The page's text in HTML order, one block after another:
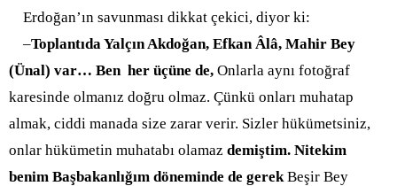
Erdoğan’ın savunması dikkat çekici, diyor ki:
–Toplantıda Yalçın Akdoğan, Efkan Âlâ, Mahir Bey
(Ünal) var… Ben her üçüne de, Onlarla aynı fotoğraf
karesinde olmanız doğru olmaz. Çünkü onları muhatap
almak, ciddi manada size zarar verir. Sizler hükümetsiniz,
onlar hükümetin muhatabı olamaz demiştim. Nitekim
benim Başbakanlığım döneminde de gerekBeşir Bey